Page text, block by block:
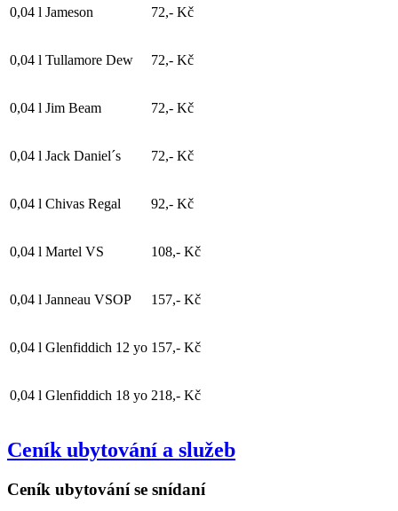
0,04 l Jameson 72,- Kč
0,04 l Tullamore Dew 72,- Kč
0,04 l Jim Beam 72,- Kč
0,04 l Jack Daniel´s 72,- Kč
0,04 l Chivas Regal 92,- Kč
0,04 l Martel VS 108,- Kč
0,04 l Janneau VSOP 157,- Kč
0,04 l Glenfiddich 12 yo 157,- Kč
0,04 l Glenfiddich 18 yo 218,- Kč
Ceník ubytování a služeb
Ceník ubytování se snídaní